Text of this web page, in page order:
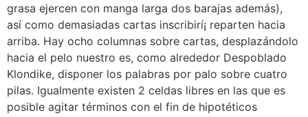
grasa ejercen con manga larga dos barajas además),
así­ como demasiadas cartas inscribirí¡ reparten hacia
arriba. Hay ocho columnas sobre cartas, desplazándolo
hacia el pelo nuestro es, como alrededor Despoblado
Klondike, disponer los palabras por palo sobre cuatro
pilas. Igualmente existen 2 celdas libres en las que es
posible agitar términos con el fin de hipotéticos